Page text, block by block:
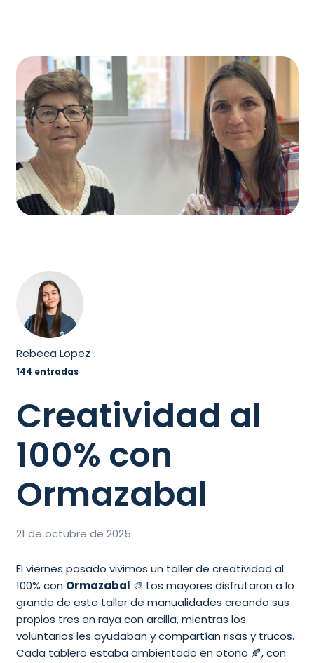
Rebeca Lopez
144 entradas
Creatividad al
100% con
Ormazabal
21 de octubre de 2025
El viernes pasado vivimos un taller de creatividad al
100% con Ormazabal 🎨 Los mayores disfrutaron a lo
grande de este taller de manualidades creando sus
propios tres en raya con arcilla, mientras los
voluntarios les ayudaban y compartían risas y trucos.
Cada tablero estaba ambientado en otoño 🍂, con